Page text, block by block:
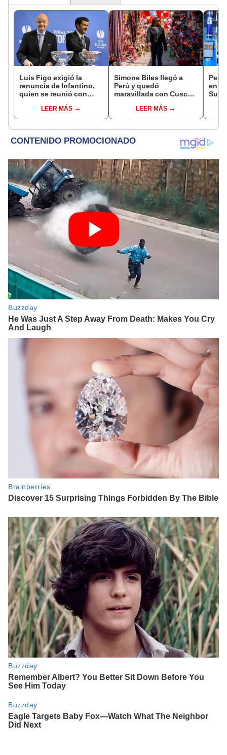
Luis Figo exigió la
renuncia de Infantino,
quien se reunió con
en Marruecos
LEER MÁS
Simone Biles llegó a
Perú y quedó
maravillada con Cusco:
lo hermoso que es este
país"
LEER MÁS
Perú
en